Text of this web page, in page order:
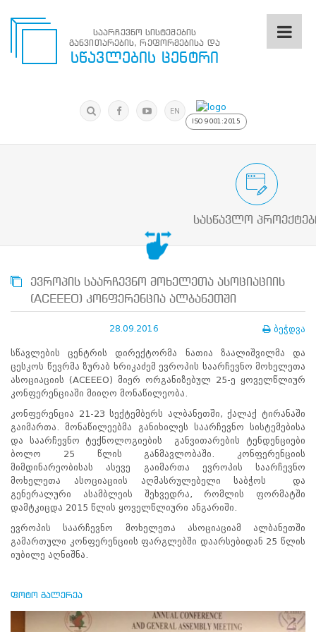
საარჩევნო
სისტემების
შესახებ
სტრუქტურული
სტრატეგიული
გეგმა
სამოქმედო
გეგმა
სანდოობის
რისკების
მართვის
გეგმა
გენდერული
თანასწორობის
პოლიტიკა
ანგარიშები
მემორანდუმი
მიღწევები
ხარისხის
პოლიტიკა
საჯარო
სასწავლო
საარჩევნო სისტემების
განვითარების, რეფორმებისა და
სწავლების ცენტრი
ძიება
მოძებნა EN
ISO 9001:2015
სასწავლო
საარჩევნო/სამოქალაქო
ევროპის საარჩევნო მოხელეთა ასოციაციის
(ACEEEO) კონფერენცია ალბანეთში
28.09.2016 ბეჭდვა
სწავლების ცენტრის დირექტორმა ნათია ზაალიშვილმა და
ცესკოს წევრმა ზურაბ ხრიკაძემ ევროპის საარჩევნო მოხელეთა
ასოციაციის (ACEEEO) მიერ ორგანიზებულ 25-ე ყოველწლიურ
კონფერენციაში მიიღო მონაწილეობა.
კონფერენცია 21-23 სექტემბერს ალბანეთში, ქალაქ ტირანაში
გაიმართა. მონაწილეებმა განიხილეს საარჩევნო სისტემებისა
და საარჩევნო ტექნოლოგიების განვითარების ტენდენციები
ბოლო 25 წლის განმავლობაში. კონფერენციის
მიმდინარეობისას ასევე გაიმართა ევროპის საარჩევნო
მოხელეთა ასოციაციის აღმასრულებელი საბჭოს და
გენერალური ასამბლეის შეხვედრა, რომლის ფორმატში
დამტკიცდა 2015 წლის ყოველწლიური ანგარიში.
ევროპის საარჩევნო მოხელეთა ასოციაციამ ალბანეთში
გამართული კონფერენციის ფარგლებში დაარსებიდან 25 წლის
იუბილე აღნიშნა.
ფოტო გალერეა